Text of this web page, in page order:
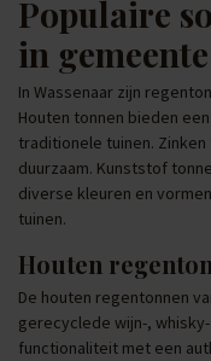
Populaire
in
In Wassenaar zijn
Houten tonnen bieden
traditionele tuinen.
duurzaam. Kunststof
diverse kleuren en
tuinen.
Houten
De houten regentonnen
gerecyclede wijn-,
functionaliteit met een